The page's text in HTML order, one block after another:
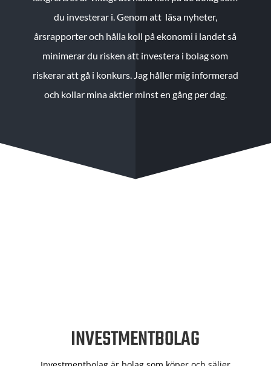
du investerar i. Genom att läsa nyheter,
årsrapporter och hålla koll på ekonomi i landet så
minimerar du risken att investera i bolag som
riskerar att gå i konkurs. Jag håller mig informerad
och kollar mina aktier minst en gång per dag.
INVESTMENTBOLAG